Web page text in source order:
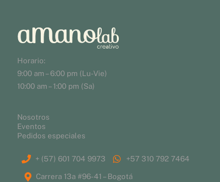
Horario:
9:00 am – 6:00 pm (Lu-Vie)
10:00 am – 1:00 pm (Sa)
Nosotros
Eventos
Pedidos especiales
+ (57) 601 704 9973 +57 310 792 7464
Carrera 13a #96-41 – Bogotá